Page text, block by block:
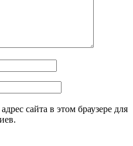
сайта в этом браузере для